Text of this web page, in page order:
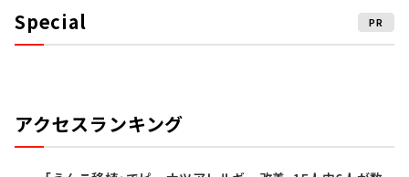
Special PR
アクセスランキング